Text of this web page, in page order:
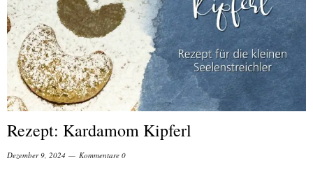
Rezept: Kardamom Kipferl
Dezember 9, 2024 Kommentare 0